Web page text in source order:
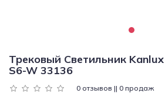
Электротовары
Трековый Светильник
S6-W 33136
0 отзывов || 0 продаж